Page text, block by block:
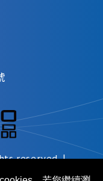
reserved. |